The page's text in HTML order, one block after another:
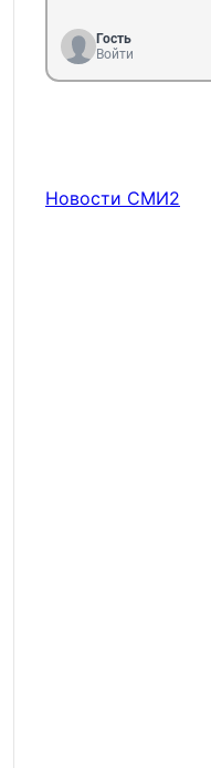
Гость
Войти
Новости СМИ2